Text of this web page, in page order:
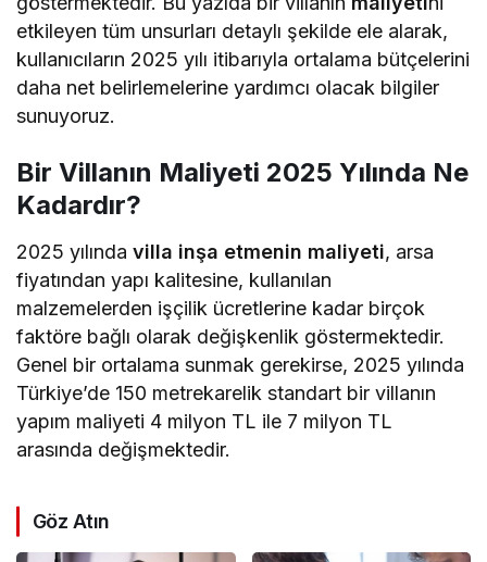
etkileyen tüm unsurları detaylı şekilde ele alarak,
kullanıcıların 2025 yılı itibarıyla ortalama bütçelerini
daha net belirlemelerine yardımcı olacak bilgiler
sunuyoruz.
Bir Villanın Maliyeti 2025 Yılında Ne
Kadardır?
2025 yılındavilla inşa etmenin maliyeti, arsa
fiyatından yapı kalitesine, kullanılan
malzemelerden işçilik ücretlerine kadar birçok
faktöre bağlı olarak değişkenlik göstermektedir.
Genel bir ortalama sunmak gerekirse, 2025 yılında
Türkiye’de 150 metrekarelik standart bir villanın
yapım maliyeti 4 milyon TL ile 7 milyon TL
arasında değişmektedir.
Göz Atın